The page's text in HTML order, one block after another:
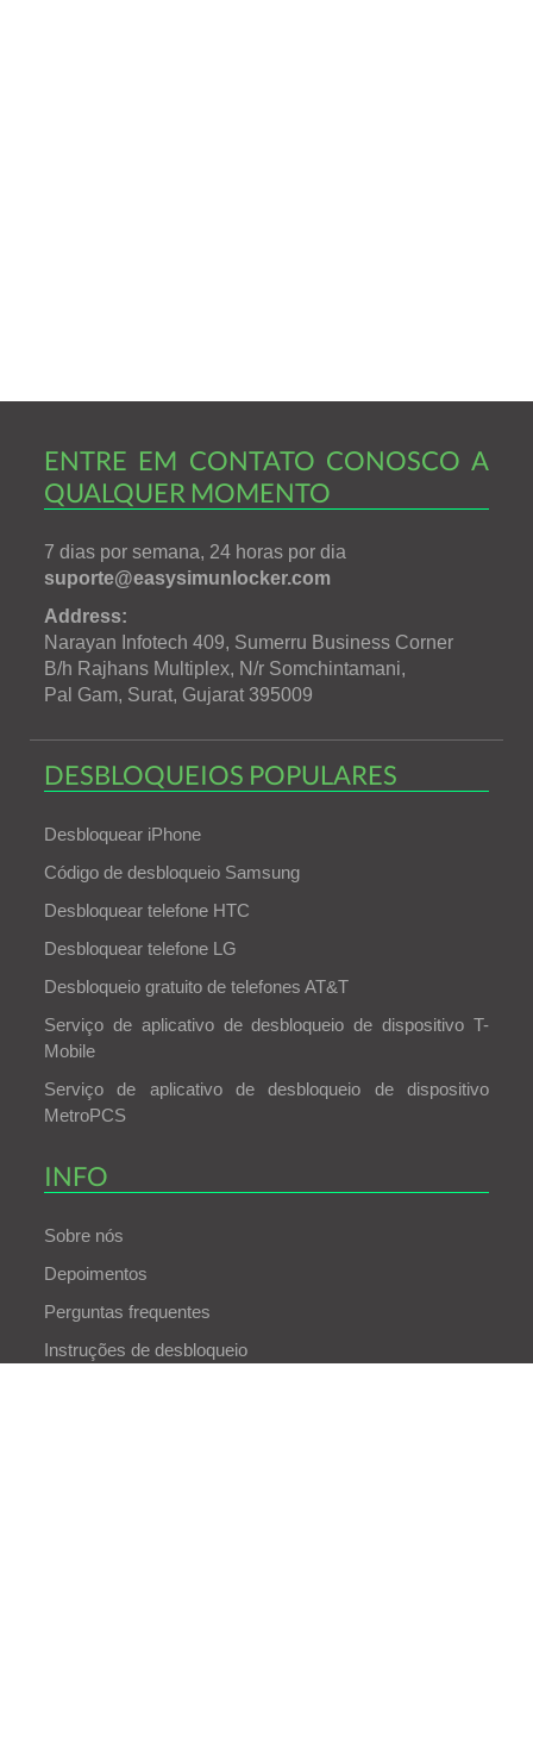
ENTRE EM CONTATO CONOSCO A
QUALQUER MOMENTO
7 dias por semana, 24 horas por dia
suporte@easysimunlocker.com
Address:
Narayan Infotech 409, Sumerru Business Corner
B/h Rajhans Multiplex, N/r Somchintamani,
Pal Gam, Surat, Gujarat 395009
DESBLOQUEIOS POPULARES
Desbloquear iPhone
Código de desbloqueio Samsung
Desbloquear telefone HTC
Desbloquear telefone LG
Desbloqueio gratuito de telefones AT&T
Serviço de aplicativo de desbloqueio de dispositivo T-
Mobile
Serviço de aplicativo de desbloqueio de dispositivo
MetroPCS
INFO
Sobre nós
Depoimentos
Perguntas frequentes
Instruções de desbloqueio